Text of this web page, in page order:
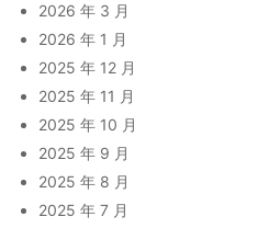
2026 年 3 月
2026 年 1 月
2025 年 12 月
2025 年 11 月
2025 年 10 月
2025 年 9 月
2025 年 8 月
2025 年 7 月